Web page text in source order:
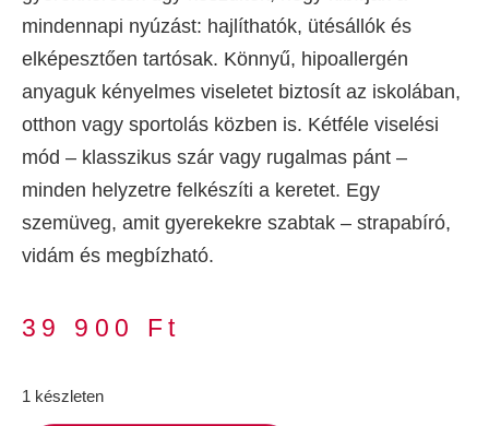
mindennapi nyúzást: hajlíthatók, ütésállók és
elképesztően tartósak. Könnyű, hipoallergén
anyaguk kényelmes viseletet biztosít az iskolában,
otthon vagy sportolás közben is. Kétféle viselési
mód – klasszikus szár vagy rugalmas pánt –
minden helyzetre felkészíti a keretet. Egy
szemüveg, amit gyerekekre szabtak – strapabíró,
vidám és megbízható.
39 900 Ft
1 készleten